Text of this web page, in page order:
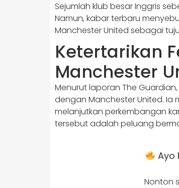
Sejumlah klub besar Inggris
Namun, kabar terbaru
Manchester United sebagai
Ketertarikan
Manchester
Menurut laporan The
dengan Manchester United. Ia
melanjutkan perkembangan
tersebut adalah peluang
Ayo
Nonton